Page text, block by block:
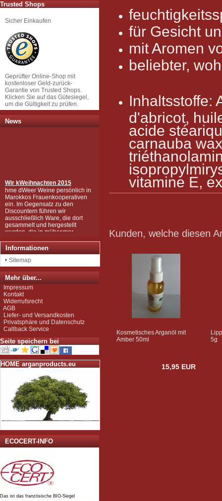
für Gesicht
mit Aromen
beliebter,
Inhaltsstoffe:
d'abricot,
acide
carnauba
vitamine E,
Kunden, welche diesen
Kosmetisches Arganöl mit
Amber 50ml
15,95 EUR
5g
Trusted Shops
Sicher Einkaufen
Geprüfter Online-Shop mit
kostenloser Geld-zurück-
Garantie von Trusted Shops.
Klicken Sie auf das Gütesiegel,
um die Gültigkeit zu prüfen.
News
hme dWeer Weine persönlich in
Marokkos Frauenkooperativen
ein. Im Gegensatz zu den
Discountern führen wir
ausschließlich Ware, die dort
gesammelt und hergestellt
wurden, die in mühsamer
Handarbeit zu den wertvollen
Produkten wurden, wie Sie sie
bei uns kaufen können.
Wir sind zudem von der EU als
Importeur zugelassen und
unterliegen der Kontrolle nach
der sog. Novel-Food-VO.
Seit Juli 2012 sind wir für das
Argan Speiseöl BIO-zertifiziert
gemäß EG-Öko-Verordnung
durch DE-ÖKO-037 (Marokko
Landwirtschaft)
Informationen
Sitemap
Mehr über...
Impressum
Kontakt
Widerrufsrecht
AGB
Liefer- und Versandkosten
Privatsphäre und Datenschutz
Callback Service
Seite speichern bei
HOME arganproducts.eu
ECOCERT-INFO
Das ist das französische BIO-Siegel